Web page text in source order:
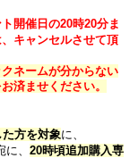
開催日の20時20分ま
キャンセルさせて頂
ネームが分からない
済ませください。
方を対象に、
、 20時頃追加購入専